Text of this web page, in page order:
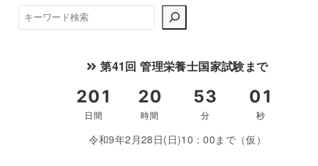
検
索
第41回 管理栄養士国家試験まで
令和9年2月28日(日)10：00まで（仮）